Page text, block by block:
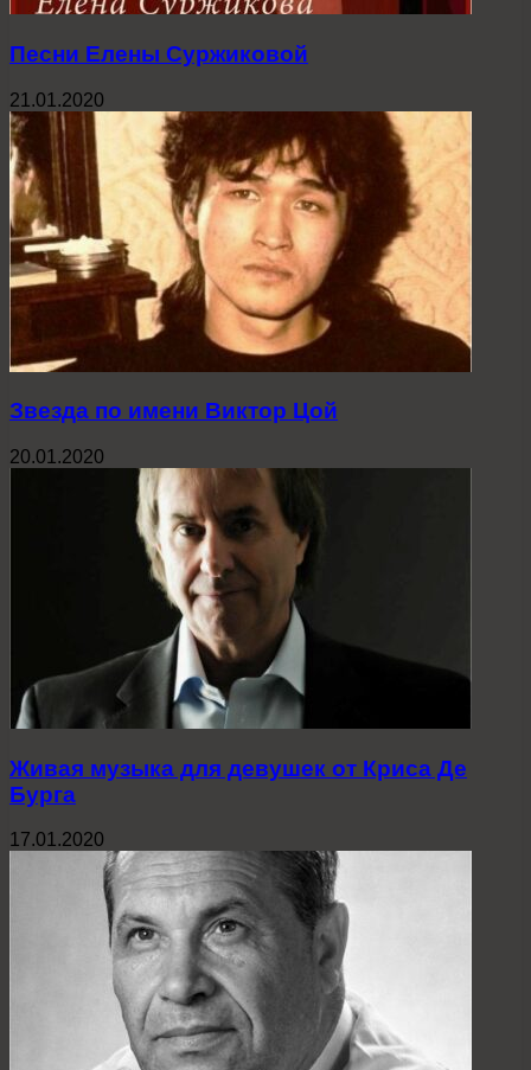
Песни Елены Суржиковой
21.01.2020
Звезда по имени Виктор Цой
20.01.2020
Живая музыка для девушек от Криса Де
Бурга
17.01.2020